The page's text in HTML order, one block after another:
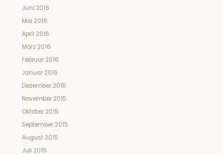
Juni 2016
Mai 2016
April 2016
März 2016
Februar 2016
Januar 2016
Dezember 2015
November 2015
Oktober 2015
September 2015
August 2015
Juli 2015